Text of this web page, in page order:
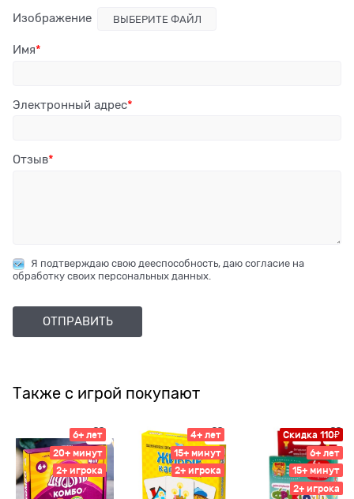
Изображение ВЫБЕРИТЕ ФАЙЛ
Имя
Электронный адрес
Отзыв
Я подтверждаю свою дееспособность, даю согласие на
обработку своих персональных данных.
Также с игрой покупают
6+ лет
20+ минут
2+ игрока
4+ лет
15+ минут
2+ игрока
Скидка 110₽
6+ лет
15+ минут
2+ игрока